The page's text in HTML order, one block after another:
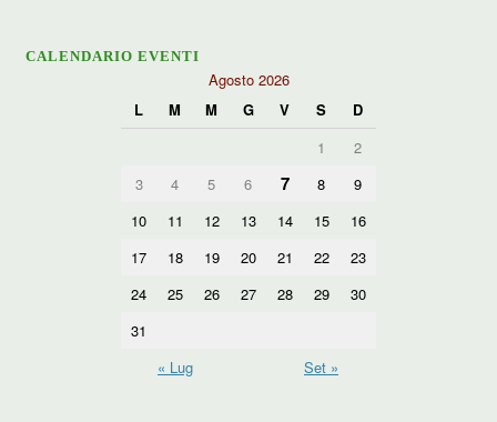
CALENDARIO EVENTI
Agosto 2026
L
M M G V S
D
1
2
3
4 5 6 7 8
9
10
11 12 13 14 15
16
17
18 19 20 21 22
23
24
25 26 27 28 29
30
31
« Lug
Set »